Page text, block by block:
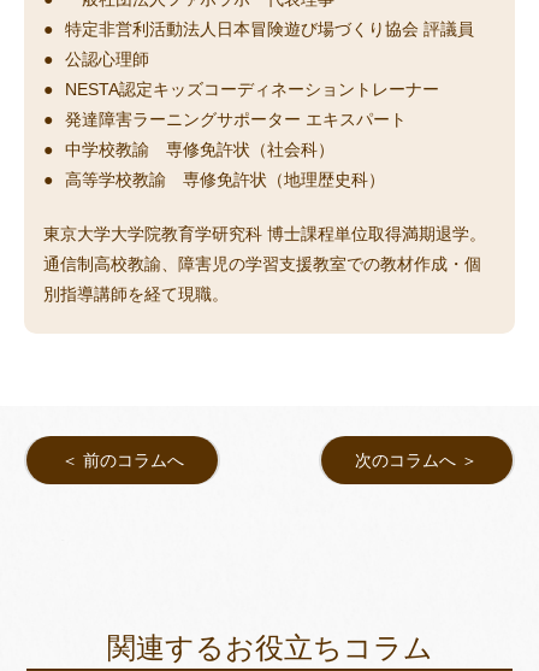
特定非営利活動法人日本冒険遊び場づくり協会 評議員
公認心理師
NESTA認定キッズコーディネーショントレーナー
発達障害ラーニングサポーター エキスパート
中学校教諭 専修免許状（社会科）
高等学校教諭 専修免許状（地理歴史科）
東京大学大学院教育学研究科 博士課程単位取得満期退学。
通信制高校教諭、障害児の学習支援教室での教材作成・個
別指導講師を経て現職。
＜ 前のコラムへ 次のコラムへ ＞
関連するお役立ちコラム